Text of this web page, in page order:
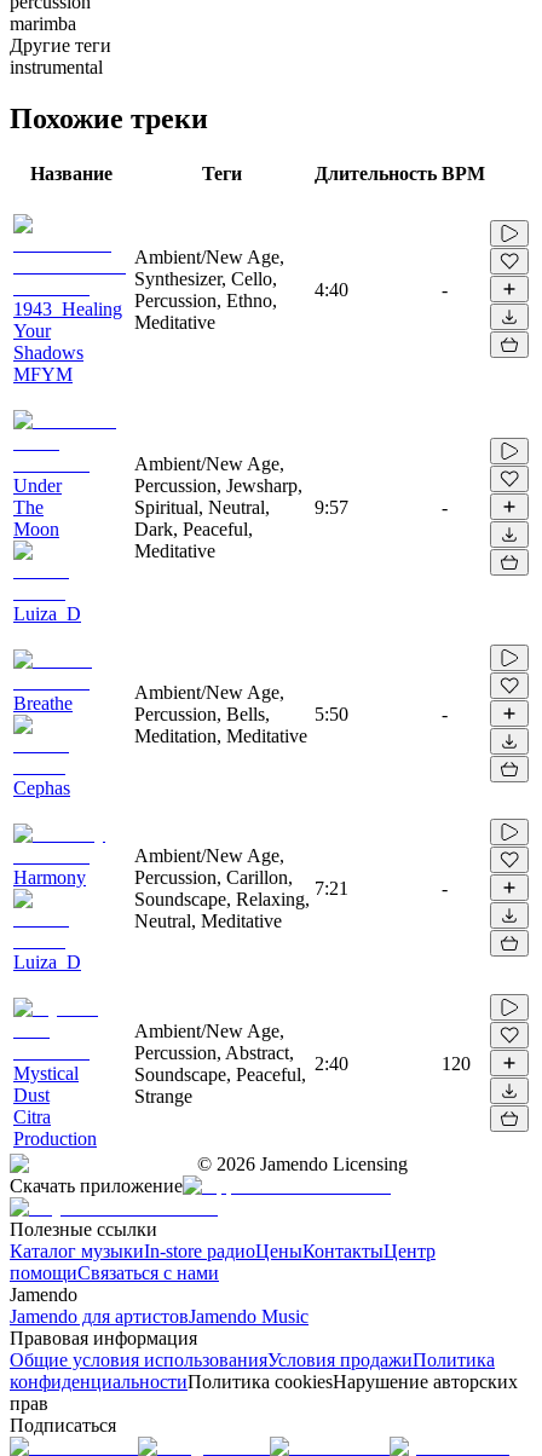
marimba
Другие теги
instrumental
Похожие треки
Название Теги Длительность BPM
1943_Healing
Your
Shadows
MFYM
Ambient/New Age,
Synthesizer, Cello,
Percussion, Ethno,
Meditative
4:40 -
Under
The
Moon
Luiza_D
Ambient/New Age,
Percussion, Jewsharp,
Spiritual, Neutral,
Dark, Peaceful,
Meditative
9:57 -
Breathe
Cephas
Ambient/New Age,
Percussion, Bells,
Meditation, Meditative
5:50 -
Harmony
Luiza_D
Ambient/New Age,
Percussion, Carillon,
Soundscape, Relaxing,
Neutral, Meditative
7:21 -
Mystical
Dust
Citra
Production
Ambient/New Age,
Percussion, Abstract,
Soundscape, Peaceful,
Strange
2:40 120
© 2026 Jamendo Licensing
Скачать приложение
Полезные ссылки
Каталог музыкиIn-store радиоЦеныКонтактыЦентр
помощиСвязаться с нами
Jamendo
Jamendo для артистовJamendo Music
Правовая информация
Общие условия использованияУсловия продажиПолитика
конфиденциальностиПолитика cookiesНарушение авторских
прав
Подписаться